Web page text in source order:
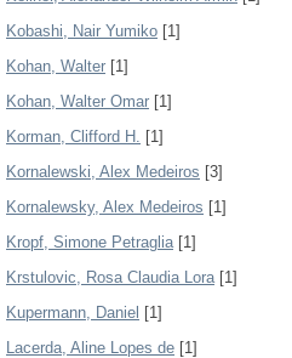
Kobashi, Nair Yumiko [1]
Kohan, Walter [1]
Kohan, Walter Omar [1]
Korman, Clifford H. [1]
Kornalewski, Alex Medeiros [3]
Kornalewsky, Alex Medeiros [1]
Kropf, Simone Petraglia[1]
Krstulovic, Rosa Claudia Lora[1]
Kupermann, Daniel [1]
Lacerda, Aline Lopes de [1]